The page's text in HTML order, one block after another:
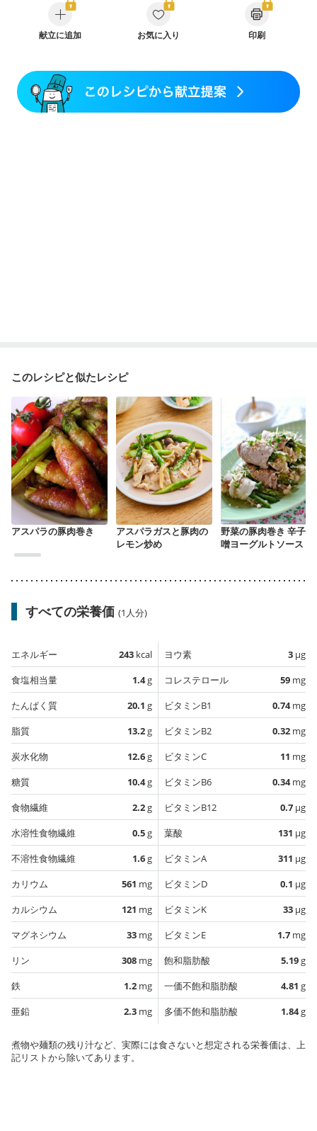
糖尿病性腎症（第１期）
糖尿病性腎症（第２期）
糖尿病性腎症（第３期）
CKD（ステージ１）
CKD（ステージ２）
乳がん（抗がん剤治療中）
飲み込みにくい
妊婦健診・体重増加が気になる（初期）
妊婦健診・血圧が気になる（初期）
献立に追加 お気に入り 印刷
このレシピと似たレシピ
アスパラの豚肉巻き
アスパラガスと豚肉の
レモン炒め
野菜の豚肉巻き 辛子味
噌ヨーグルトソース
すべての栄養価 (1人分)
エネルギー 243 kcal
食塩相当量
1.4g
たんぱく質
20.1 g
脂質
13.2g
炭水化物
12.6g
糖質
10.4g
食物繊維
2.2g
水溶性食物繊維
0.5g
不溶性食物繊維
1.6g
カリウム
561 mg
カルシウム
121 mg
マグネシウム
33 mg
リン
308 mg
鉄
1.2 mg
亜鉛
2.3 mg
ヨウ素 3 µg
コレステロール
59 mg
ビタミンB1
0.74mg
ビタミンB2
0.32 mg
ビタミンC
11 mg
ビタミンB6
0.34mg
ビタミンB12
0.7 µg
葉酸
131 µg
ビタミンA
311 µg
ビタミンD
0.1 µg
ビタミンK
33 µg
ビタミンE
1.7 mg
飽和脂肪酸
5.19g
一価不飽和脂肪酸
4.81 g
多価不飽和脂肪酸
1.84g
煮物や麺類の残り汁など、実際には食さないと想定される栄養価は、上
記リストから除いてあります。